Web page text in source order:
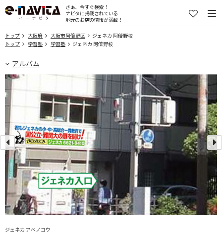
さぁ、今すぐ検索！
ナビタに掲載されている
地元のお店の情報が満載！
トップ 大阪府 大阪市阿倍野区
ジェネカ 阿倍野校
トップ
学習塾 学習塾 ジェネカ 阿倍野校
アルバム
ジェネカ アベノコウ